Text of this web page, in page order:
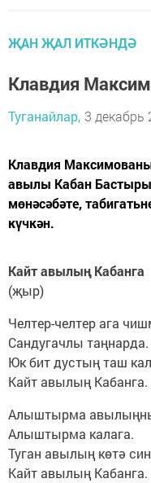
ҖАН ҖАЛ ИТКӘНДӘ
Клавдия
Туганайлар, 3 декабрь
Клавдия
авылы Кабан
мөнәсәбәте,
күчкән.
Кайт авылың Кабанга
(җыр)
Челтер-челтер ага
Сандугачлы таңнарда.
Юк бит дустың таш
Кайт авылың Кабанга.
Алыштырма
Алыштырма калага.
Туган авылың көтә
Кайт авылың Кабанга.